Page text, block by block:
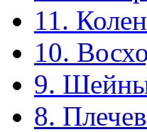
11.
10.
9.
8.